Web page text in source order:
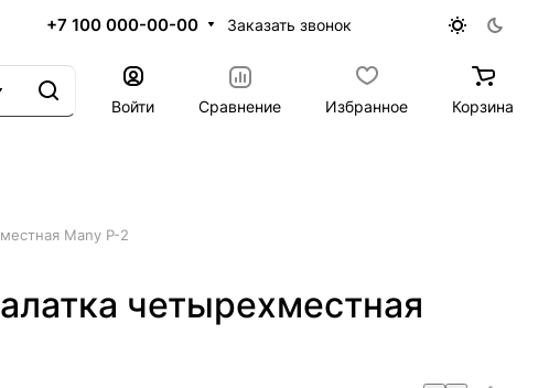
+7 100 000-00-00 Заказать звонок
Войти
Сравнение Избранное Корзина
Many P-2
четырехместная